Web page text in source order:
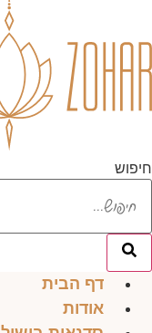
חיפוש
דף הבית
אודות